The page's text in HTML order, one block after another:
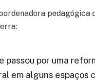
pedagógica
passou por uma
em alguns espaços